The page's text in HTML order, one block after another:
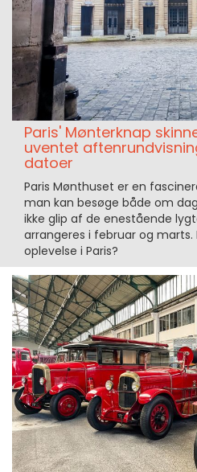
Paris' Mønterknap
uventet
datoer
Paris Mønthuset er en
man kan besøge både om
ikke glip af de enestående
arrangeres i februar og marts.
oplevelse i Paris?